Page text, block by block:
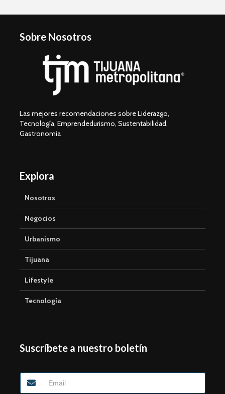
Sobre Nosotros
Las mejores recomendaciones sobre Liderazgo,
Tecnología, Emprendedurismo, Sustentabilidad,
Gastronomía
Explora
Nosotros
Negocios
Urbanismo
Tijuana
Lifestyle
Tecnología
Suscríbete a nuestro boletín